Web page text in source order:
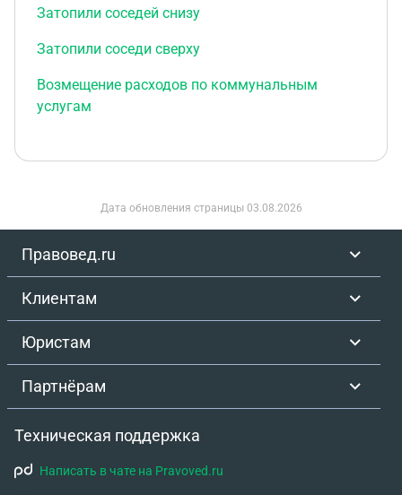
Затопили соседей снизу
Затопили соседи сверху
Возмещение расходов по коммунальным
услугам
Дата обновления страницы 03.08.2026
Правовед.ru
Клиентам
Юристам
Партнёрам
Техническая поддержка
Написать в чате на Pravoved.ru